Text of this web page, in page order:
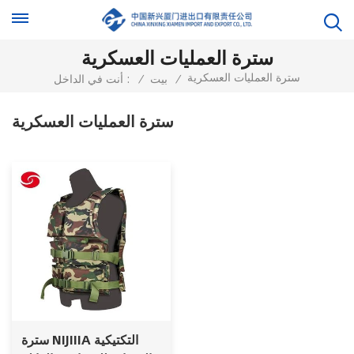
سترة العمليات العسكرية
أنت في الداخل : / بيت / سترة العمليات العسكرية
سترة العمليات العسكرية
سترة NIJIIIA التكتيكية